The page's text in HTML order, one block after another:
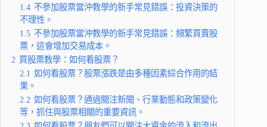
1.4 不參加股票當沖教學的新手常見錯誤：投資決策的
不理性。
1.5 不參加股票當沖教學的新手常見錯誤：頻繁買賣股
票，這會增加交易成本。
2 買股票教學：如何看股票？
2.1 如何看股票？股票漲跌是由多種因素綜合作用的結
果。
2.2 如何看股票？通過關注新聞、行業動態和政策變化
等，抓住與股票相關的重要資訊。